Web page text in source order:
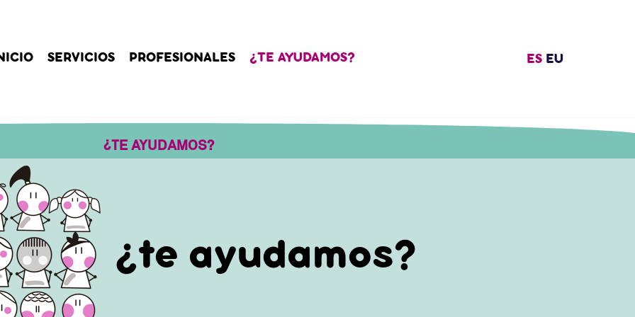
SERVICIOS PROFESIONALES ¿TE AYUDAMOS? ES EU
¿TE AYUDAMOS?
¿te ayudamos?